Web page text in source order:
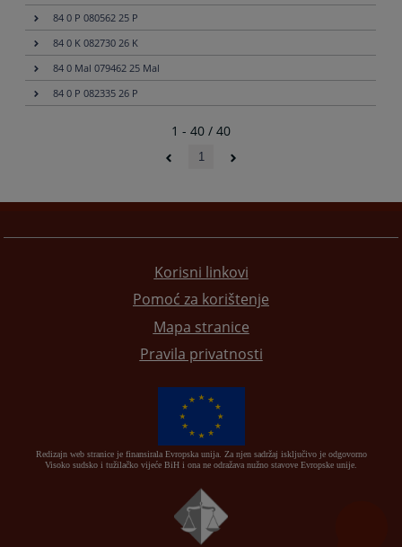
84 0 P 080562 25 P
84 0 K 082730 26 K
84 0 Mal 079462 25 Mal
84 0 P 082335 26 P
1 - 40 / 40
1
Korisni linkovi
Pomoć za korištenje
Mapa stranice
Pravila privatnosti
Redizajn web stranice je finansirala Evropska unija. Za njen sadržaj isključivo je odgovorno
Visoko sudsko i tužilačko vijeće BiH i ona ne odražava nužno stavove Evropske unije.